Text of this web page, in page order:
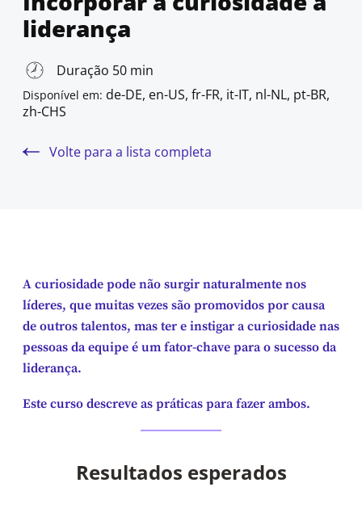
liderança
Duração 50 min
Disponível em: de-DE, en-US, fr-FR, it-IT, nl-NL, pt-BR,
zh-CHS
Volte para a lista completa
A curiosidade pode não surgir naturalmente nos
líderes, que muitas vezes são promovidos por causa
de outros talentos, mas ter e instigar a curiosidade nas
pessoas da equipe é um fator-chave para o sucesso da
liderança.
Este curso descreve as práticas para fazer ambos.
Resultados esperados